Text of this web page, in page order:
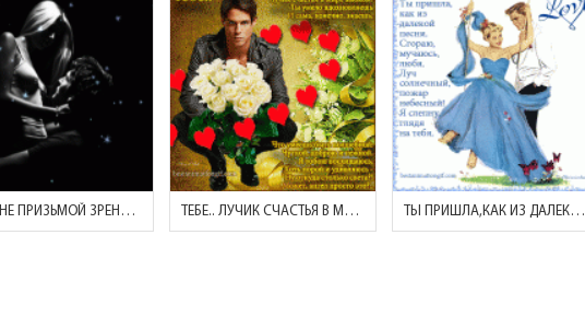
ВИЖУ НЕ ПРИЗЬМОЙ ЗРЕНИЯ, А СЛЕПОТОЙ ЛЮБВИ! ТЕБЕ.. ЛУЧИК СЧАСТЬЯ В МИРЕ ЗЫБКОМ! ТЫ ПРИШЛА,КАК ИЗ ДАЛЕКОЙ ПЕСНИ.